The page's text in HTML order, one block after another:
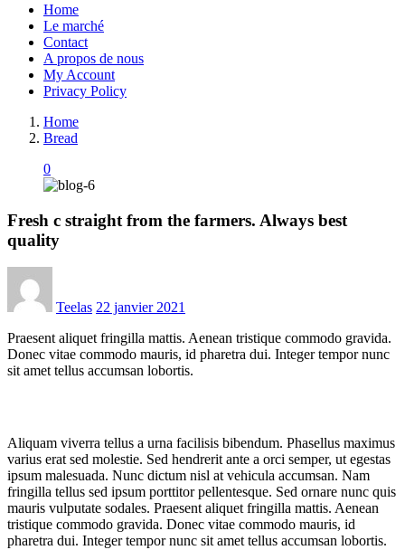
Home
Le marché
Contact
A propos de nous
My Account
Privacy Policy
Home
Bread
0
Fresh c straight from the farmers. Always best
quality
Teelas 22 janvier 2021
Praesent aliquet fringilla mattis. Aenean tristique commodo gravida.
Donec vitae commodo mauris, id pharetra dui. Integer tempor nunc
sit amet tellus accumsan lobortis.
Aliquam viverra tellus a urna facilisis bibendum. Phasellus maximus
varius erat sed molestie. Sed hendrerit ante a orci semper, ut egestas
ipsum malesuada. Nunc dictum nisl at vehicula accumsan. Nam
fringilla tellus sed ipsum porttitor pellentesque. Sed ornare nunc quis
mauris vulputate sodales. Praesent aliquet fringilla mattis. Aenean
tristique commodo gravida. Donec vitae commodo mauris, id
pharetra dui. Integer tempor nunc sit amet tellus accumsan lobortis.